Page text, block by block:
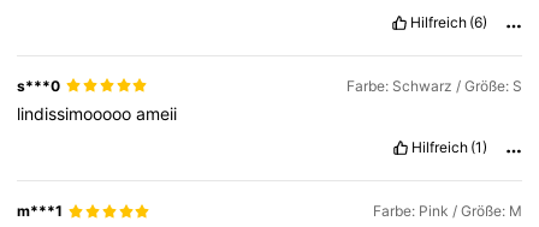
Hilfreich (6)
s***0 Farbe: Schwarz / Größe: S
lindissimoooooameii
Hilfreich (1)
m***1 Farbe: Pink / Größe: M